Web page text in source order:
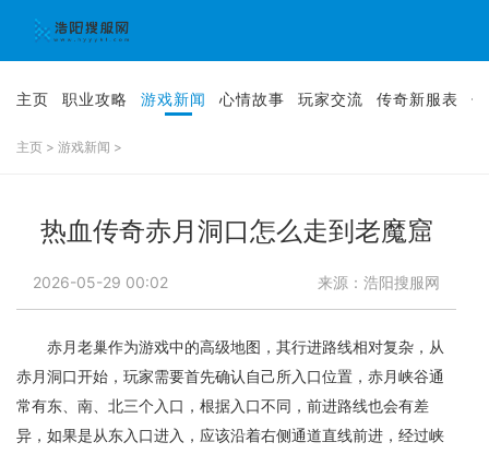
主页 职业攻略 游戏新闻 心情故事 玩家交流 传奇新服表
主页 > 游戏新闻 >
热血传奇赤月洞口怎么走到老魔窟
2026-05-29 00:02 来源：浩阳搜服网
赤月老巢作为游戏中的高级地图，其行进路线相对复杂，从
赤月洞口开始，玩家需要首先确认自己所入口位置，赤月峡谷通
常有东、南、北三个入口，根据入口不同，前进路线也会有差
异，如果是从东入口进入，应该沿着右侧通道直线前进，经过峡